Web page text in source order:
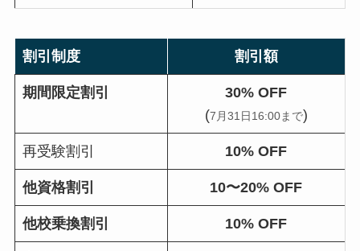
割引制度 割引額
期間限定割引 30% OFF
(7月31日16:00まで)
再受験割引 10% OFF
他資格割引 10〜20% OFF
他校乗換割引 10% OFF